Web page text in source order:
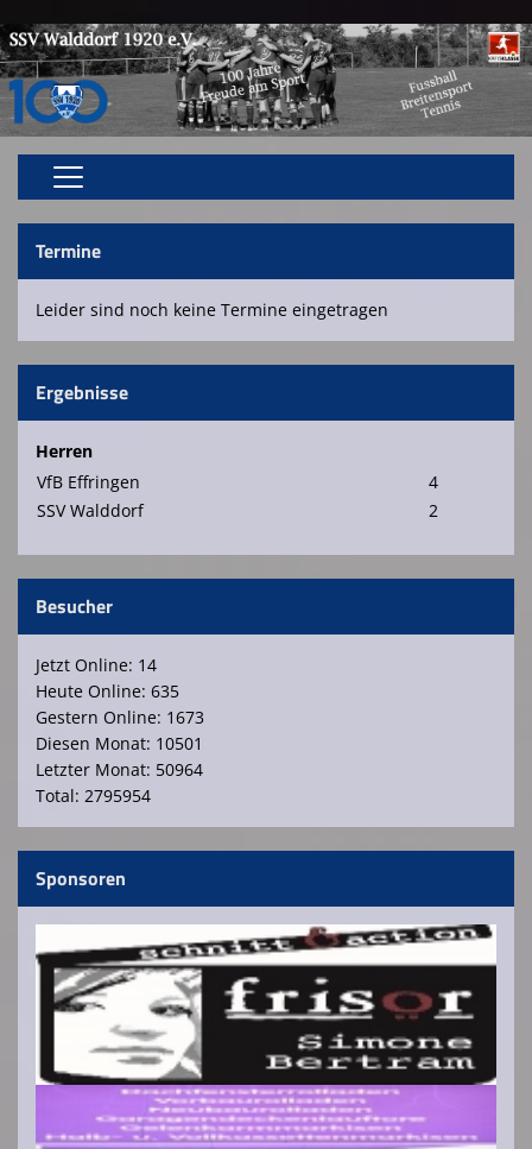
Home
Aktive
Jugend
Vereinsnews
Bildergalerie
Spielstätten
Spielplan
Kursangebote SSV Walddorf
Termine
Leider sind noch keine Termine eingetragen
Ergebnisse
Herren
VfB Effringen
4
SSV Walddorf
2
Besucher
Jetzt Online: 14
Heute Online: 635
Gestern Online: 1673
Diesen Monat: 10501
Letzter Monat: 50964
Total: 2795954
Sponsoren